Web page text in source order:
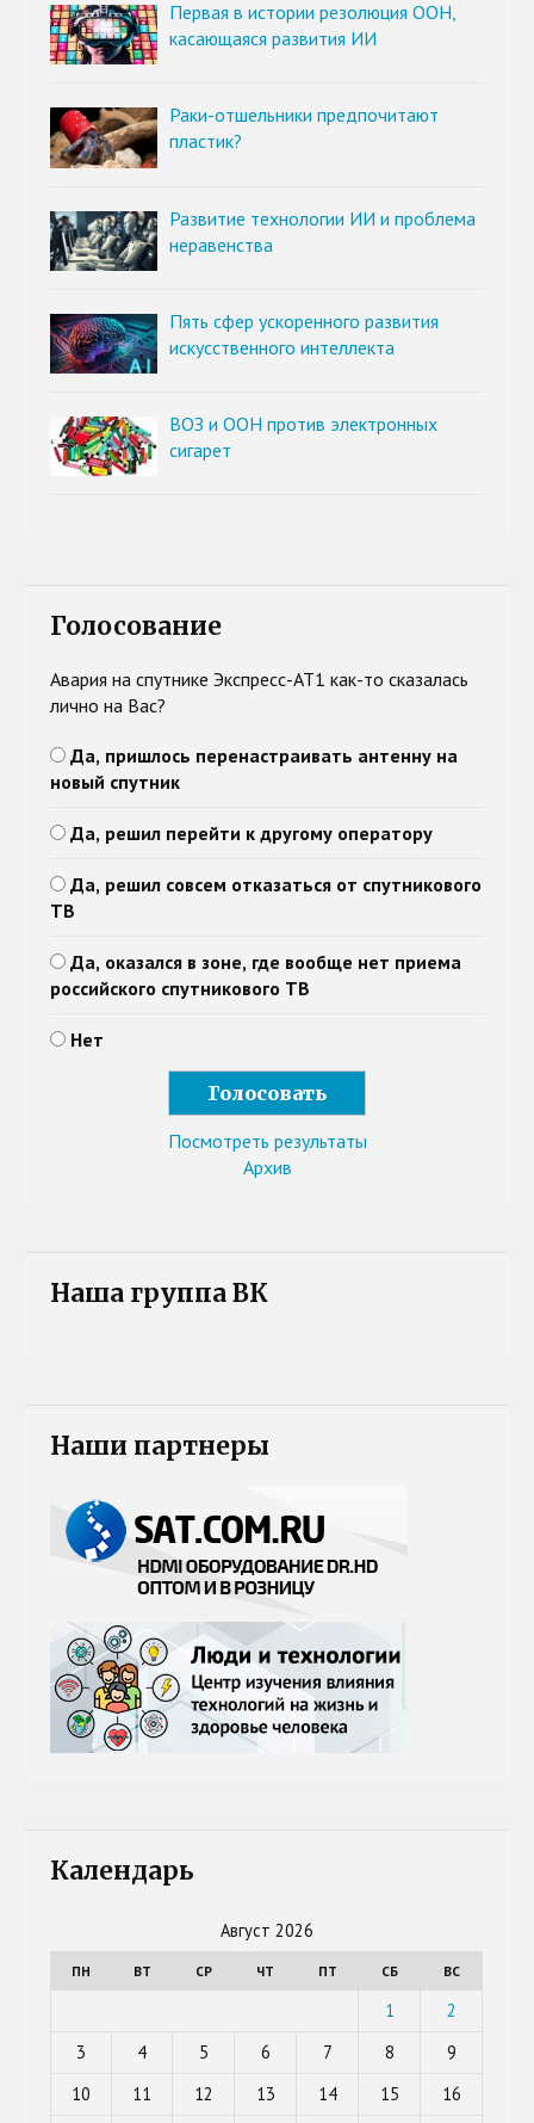
Первая в истории резолюция ООН,
касающаяся развития ИИ
Раки-отшельники предпочитают
пластик?
Развитие технологии ИИ и проблема
неравенства
Пять сфер ускоренного развития
искусственного интеллекта
ВОЗ и ООН против электронных
сигарет
Голосование
Авария на спутнике Экспресс-АТ1 как-то сказалась
лично на Вас?
Да, пришлось перенастраивать антенну на
новый спутник
Да, решил перейти к другому оператору
Да, решил совсем отказаться от спутникового
ТВ
Да, оказался в зоне, где вообще нет приема
российского спутникового ТВ
Нет
Посмотреть результаты
Архив
Наша группа ВК
Наши партнеры
Календарь
Август 2026
ПН ВТ СР ЧТ ПТ СБ ВС
1
2
3
4 5 6 7 8
9
10
11 12 13 14 15
16